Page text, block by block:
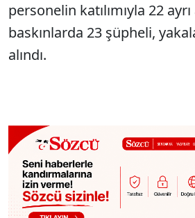
personelin katılımıyla 22
baskınlarda 23 şüpheli,
alındı.